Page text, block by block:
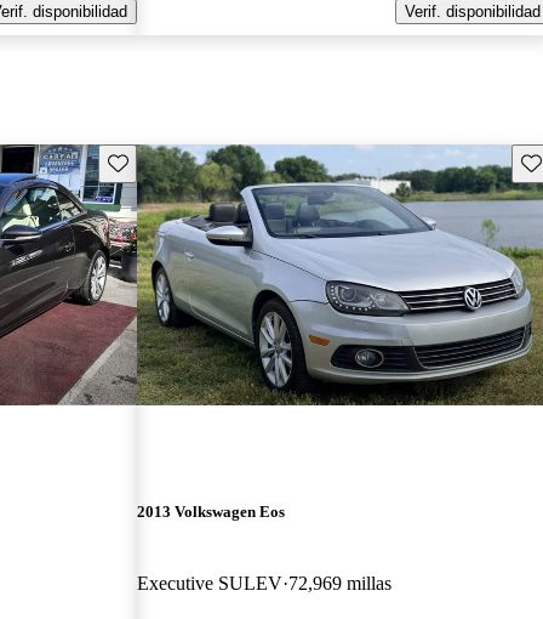
disponibilidad
Verif. disponibilidad
Guarda este Aviso
2013 Volkswagen Eos
Executive SULEV 72,969 millas